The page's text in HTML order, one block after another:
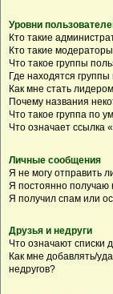
Уровни
Кто такие
Кто такие
Что такое группы
Где находятся группы
Как мне стать
Почему названия
Что такое группа по
Что означает ссылка
Личные сообщения
Я не могу отправить
Я постоянно
Я получил спам или
Друзья и недруги
Что означают списки
Как мне добавлять/
недругов?